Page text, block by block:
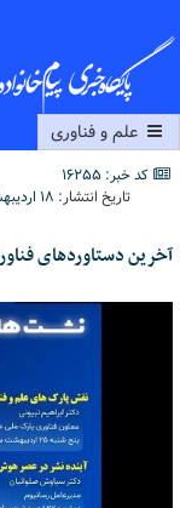
علم و فناوری
کد خبر: 16255
تاریخ انتشار: ۱۸ اردیبهشت ۱۴۰۴ - ۱۳:۴۶
آخرین دستاوردهای